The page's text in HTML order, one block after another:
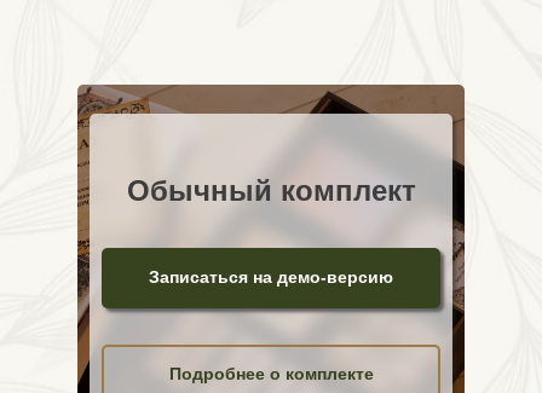
Записаться на демо-версию
Подробнее о комплекте
Обычный комплект